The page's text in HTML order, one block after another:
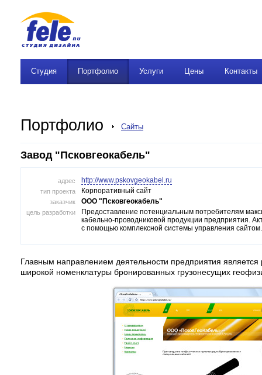
Студия Портфолио Услуги Цены Контакты
Портфолио Сайты
Завод "Псковгеокабель"
адрес http://www.pskovgeokabel.ru
тип проекта Корпоративный сайт
заказчик ООО "Псковгеокабель"
цель разработки
Предоставление потенциальным потребителям
кабельно-проводниковой продукции предприятия.
с помощью комплексной системы управления сайтом.
Главным направлением деятельности предприятия является
широкой номенклатуры бронированных грузонесущих